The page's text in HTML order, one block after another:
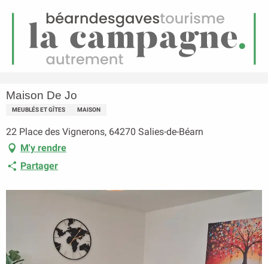
Menu
Maison De Jo
Maison De Jo
MEUBLÉS ET GÎTES MAISON
22 Place des Vignerons, 64270 Salies-de-Béarn
M'y rendre
Partager